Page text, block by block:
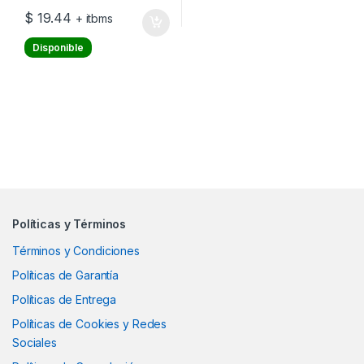
$ 19.44 + itbms
Disponible
Políticas y Términos
Términos y Condiciones
Políticas de Garantía
Políticas de Entrega
Políticas de Cookies y Redes
Sociales